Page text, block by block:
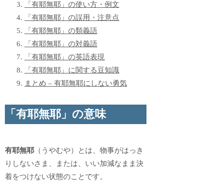
「有耶無耶」の使い方・例文
「有耶無耶」の誤用・注意点
「有耶無耶」の類義語
「有耶無耶」の対義語
「有耶無耶」の英語表現
「有耶無耶」に関する豆知識
まとめ – 有耶無耶にしない勇気
「有耶無耶」の意味
有耶無耶 （うやむや）とは、物事がはっき
りしないさま、または、いい加減なまま決
着をつけない状態のことです。